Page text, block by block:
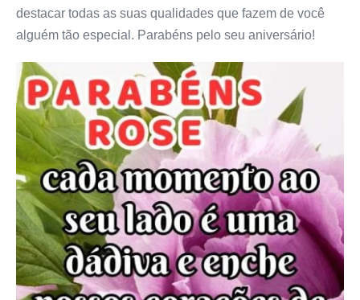
destacar todas as suas qualidades que fazem de você
alguém tão especial. Parabéns pelo seu aniversário!